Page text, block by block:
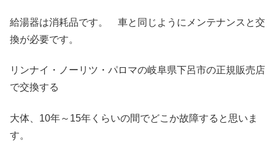
給湯器は消耗品です。 車と同じようにメンテナンスと交
換が必要です。
リンナイ・ノーリツ・パロマの岐阜県下呂市の正規販売店
で交換する
大体、10年～15年くらいの間でどこか故障すると思いま
す。